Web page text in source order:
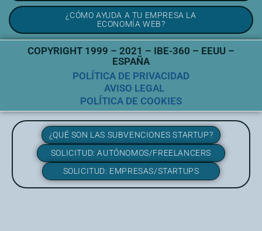
¿CÓMO AYUDA A TU EMPRESA LA
ECONOMÍA WEB?
COPYRIGHT 1999 – 2021 – IBE-360 – EEUU –
ESPAÑA
POLÍTICA DE PRIVACIDAD
AVISO LEGAL
POLÍTICA DE COOKIES
¿QUÉ SON LAS SUBVENCIONES STARTUP?
SOLICITUD: AUTÓNOMOS/FREELANCERS
SOLICITUD: EMPRESAS/STARTUPS